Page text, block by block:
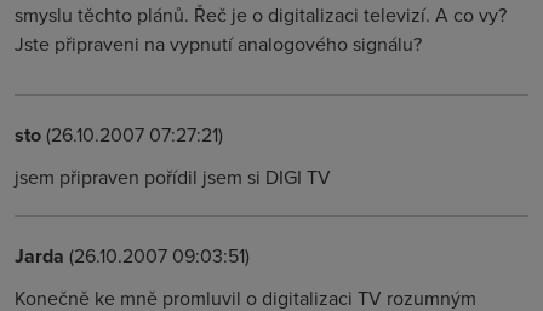
smyslu těchto plánů. Řeč je o digitalizaci televizí. A co vy?
Jste připraveni na vypnutí analogového signálu?
sto(26.10.2007 07:27:21)
jsem připraven pořídil jsem si DIGI TV
Jarda (26.10.2007 09:03:51)
Konečně ke mně promluvil o digitalizaci TV rozumným